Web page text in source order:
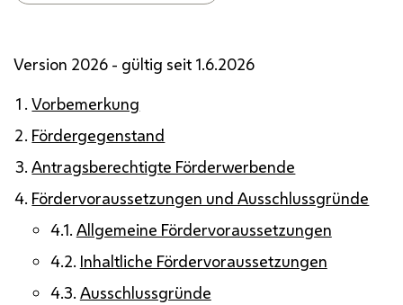
Version 2026 - gültig seit 1.6.2026
Vorbemerkung
Fördergegenstand
Antragsberechtigte Förderwerbende
Fördervoraussetzungen und Ausschlussgründe
4.1. Allgemeine Fördervoraussetzungen
4.2. Inhaltliche Fördervoraussetzungen
4.3. Ausschlussgründe